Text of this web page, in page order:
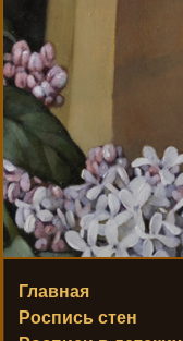
Главная
Роспись стен